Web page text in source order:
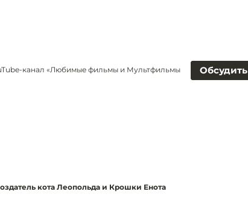
Обсудить
канал «Любимые фильмы и Мультфильмы
кота Леопольда и Крошки Енота